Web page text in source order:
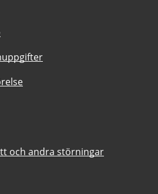
och andra störningar